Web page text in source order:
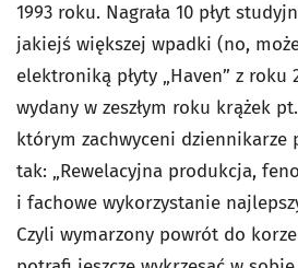
1993 roku. Nagrała 10 płyt
jakiejś większej wpadki (no,
elektroniką płyty „Haven” z roku
wydany w zeszłym roku krążek
którym zachwyceni dziennikarze
tak: „Rewelacyjna produkcja,
i fachowe wykorzystanie
Czyli wymarzony powrót do